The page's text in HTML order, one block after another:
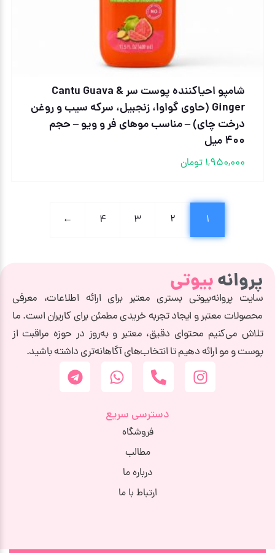
شامپو احیاکننده پوست سر Cantu Guava &
Ginger (حاوی گواوا، زنجبیل، سرکه سیب و روغن
درخت چای) – مناسب موهای فر و ویو – حجم
۴۰۰ میل
1,950,000 تومان
1
2
3
4
←
پروانهبیوتی
سایت پروانه‌بیوتی بستری معتبر برای ارائه اطلاعات، معرفی
محصولات معتبر و ایجاد تجربه خریدی مطمئن برای کاربران است. ما
تلاش می‌کنیم محتوای دقیق، معتبر و به‌روز در حوزه مراقبت از
پوست و مو ارائه دهیم تا انتخاب‌های آگاهانه‌تری داشته باشید.
دسترسی سریع
فروشگاه
مطالب
درباره ما
ارتباط با ما